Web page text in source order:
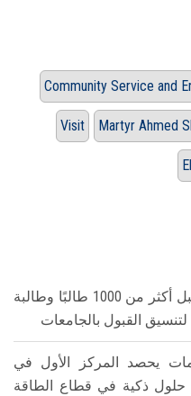
Community Service and
Visit Martyr Ahmed
معامل التنسيق الإلكتروني تستقبل أكثر من 1000 طالبًا وطالبة
القبول بالجامعات
يحصد المركز الأول في
حلول ذكية في قطاع الطاقة